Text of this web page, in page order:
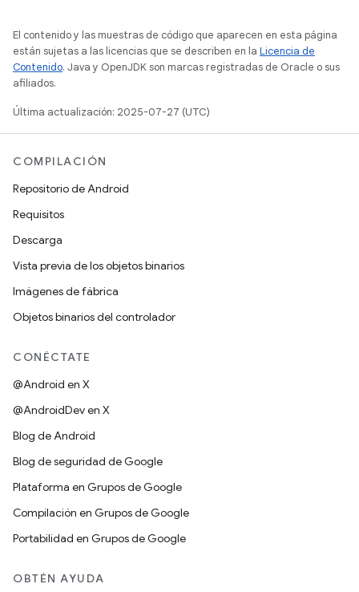
El contenido y las muestras de código que aparecen en esta página
están sujetas a las licencias que se describen en la Licencia de
Contenido. Java y OpenJDK son marcas registradas de Oracle o sus
afiliados.
Última actualización: 2025-07-27 (UTC)
COMPILACIÓN
Repositorio de Android
Requisitos
Descarga
Vista previa de los objetos binarios
Imágenes de fábrica
Objetos binarios del controlador
CONÉCTATE
@Android en X
@AndroidDev en X
Blog de Android
Blog de seguridad de Google
Plataforma en Grupos de Google
Compilación en Grupos de Google
Portabilidad en Grupos de Google
OBTÉN AYUDA